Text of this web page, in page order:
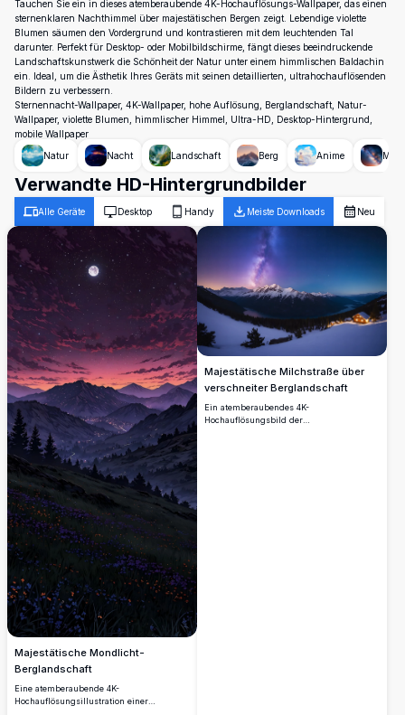
Tauchen Sie ein in dieses atemberaubende 4K-Hochauflösungs-Wallpaper, das einen
sternenklaren Nachthimmel über majestätischen Bergen zeigt. Lebendige violette
Blumen säumen den Vordergrund und kontrastieren mit dem leuchtenden Tal
darunter. Perfekt für Desktop- oder Mobilbildschirme, fängt dieses beeindruckende
Landschaftskunstwerk die Schönheit der Natur unter einem himmlischen Baldachin
ein. Ideal, um die Ästhetik Ihres Geräts mit seinen detaillierten, ultrahochauflösenden
Bildern zu verbessern.
Sternennacht-Wallpaper, 4K-Wallpaper, hohe Auflösung, Berglandschaft, Natur-
Wallpaper, violette Blumen, himmlischer Himmel, Ultra-HD, Desktop-Hintergrund,
mobile Wallpaper
Natur
Nacht Landschaft Berg Anime
Verwandte HD-Hintergrundbilder
Alle Geräte Desktop Handy Meiste Downloads Neu
Majestätische Mondlicht-
Berglandschaft
Eine atemberaubende 4K-
Hochauflösungsillustration einer
Majestätische Milchstraße über
verschneiter Berglandschaft
Ein atemberaubendes 4K-
Hochauflösungsbild der